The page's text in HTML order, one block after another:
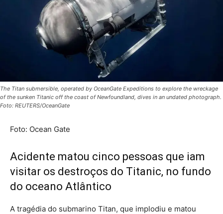
The Titan submersible, operated by OceanGate Expeditions to explore the wreckage
of the sunken Titanic off the coast of Newfoundland, dives in an undated photograph.
Foto: REUTERS/OceanGate
Foto: Ocean Gate
Acidente matou cinco pessoas que iam
visitar os destroços do Titanic, no fundo
do oceano Atlântico
A tragédia do submarino Titan, que implodiu e matou